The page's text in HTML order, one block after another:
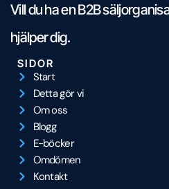
Vill du ha en B2B
hjälper dig.
SIDOR
Start
Detta gör vi
Om oss
Blogg
E-böcker
Omdömen
Kontakt